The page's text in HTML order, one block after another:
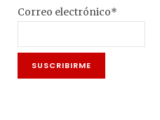
Correo electrónico*